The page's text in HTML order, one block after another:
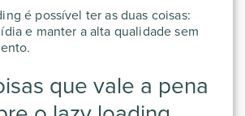
é possível ter as duas coisas:
e manter a alta qualidade sem
que vale a pena